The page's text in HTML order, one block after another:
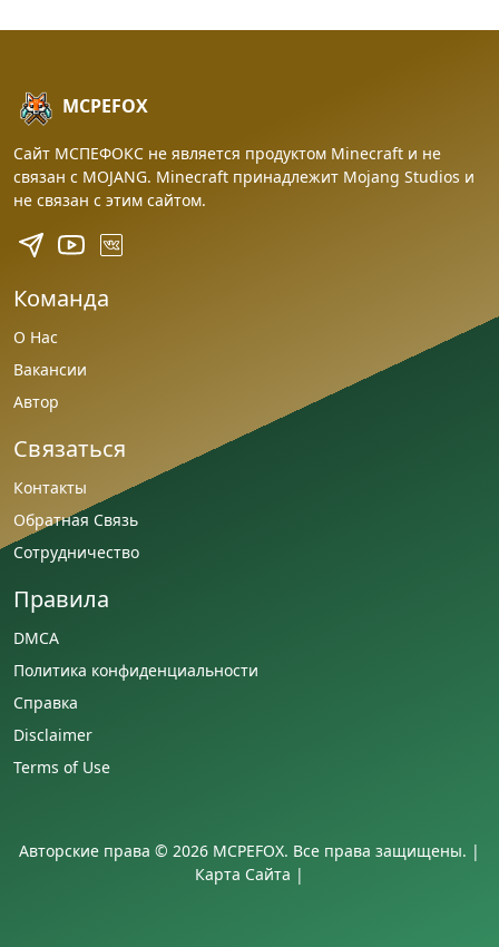
MCPEFOX
Сайт МСПЕФОКС не является продуктом Minecraft и не
связан с MOJANG. Minecraft принадлежит Mojang Studios и
не связан с этим сайтом.
Команда
О Нас
Вакансии
Автор
Связаться
Контакты
Обратная Связь
Сотрудничество
Правила
DMCA
Политика конфиденциальности
Справка
Disclaimer
Terms of Use
Авторские права © 2026 MCPEFOX. Все права защищены. |
Карта Сайта |